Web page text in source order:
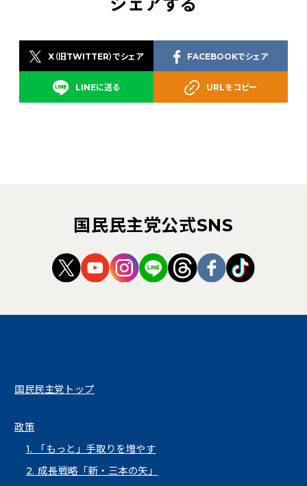
シェアする
X（旧TWITTER）でシェア
LINEに送る
FACEBOOKでシェア
URLをコピー
国民民主党公式SNS
（新しいタブで開く）
（新しいタブで開く）
（新しいタブで開く）
（新しいタブで開く）
（新しいタブで開
（新しいタブ
（新しい
国民民主党トップ
政策
1. 「もっと」手取りを増やす
2. 成長戦略「新・三本の矢」